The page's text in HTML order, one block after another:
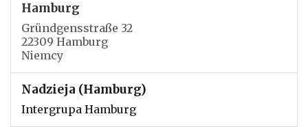
Hamburg
Gründgensstraße 32
22309 Hamburg
Niemcy
Nadzieja (Hamburg)
Intergrupa Hamburg